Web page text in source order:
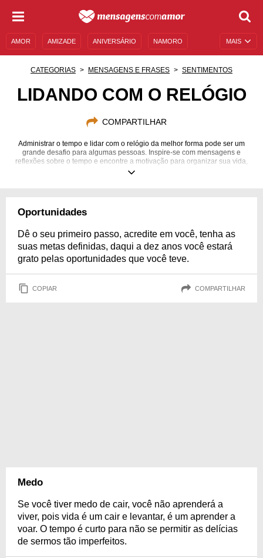
MAIS
AMOR AMIZADE ANIVERSÁRIO NAMORO
CATEGORIAS MENSAGENS E FRASES SENTIMENTOS
LIDANDO COM O RELÓGIO
COMPARTILHAR
Administrar o tempo e lidar com o relógio da melhor forma pode ser um
grande desafio para algumas pessoas. Inspire-se com mensagens e
reflexões sobre o tempo e encontre a motivação para organizar sua vida,
seus pensamentos e principalmente o seu tempo!
Oportunidades
Dê o seu primeiro passo, acredite em você, tenha as
suas metas definidas, daqui a dez anos você estará
grato pelas oportunidades que você teve.
COPIAR COMPARTILHAR
Medo
Se você tiver medo de cair, você não aprenderá a
viver, pois vida é um cair e levantar, é um aprender a
voar. O tempo é curto para não se permitir as delícias
de sermos tão imperfeitos.